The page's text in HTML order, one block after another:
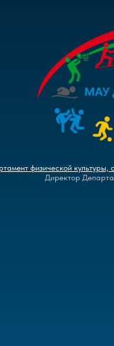
физической культуры,
Директор